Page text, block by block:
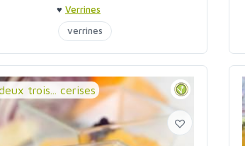
♥ Verrines
verrines
trois... cerises